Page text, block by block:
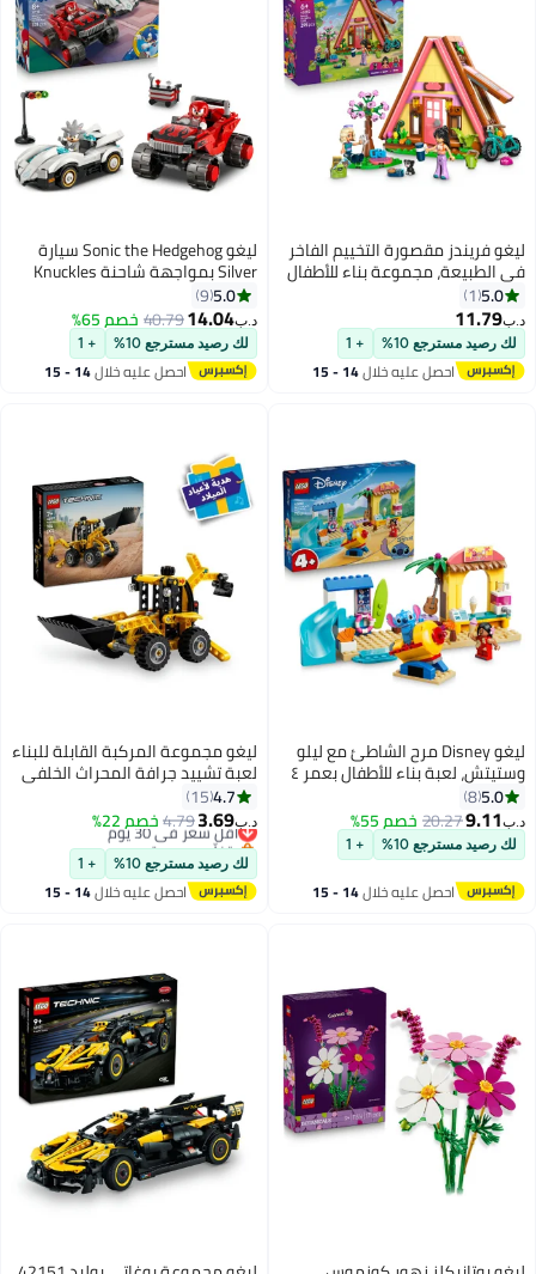
ليغو ‏فريندز مقصورة التخييم الفاخر
في الطبيعة، مجموعة بناء للأطفال
42682
5.0
1
د.ب‏11.79
لك رصيد مسترجع 10% + 1
احصل عليه خلال 14 - 15
ليغو ‏Sonic the Hedgehog‎‏ سيارة
Silver بمواجهة شاحنة Knuckles
سنوات وأكثر (٣٧٨ قطعة) 77118
5.0
9
د.ب‏14.04
40.79خصم 65%
لك رصيد مسترجع 10% + 1
احصل عليه خلال 14 - 15
ليغو ‏Disney مرح الشاطئ مع ليلو
وستيتش، لعبة بناء للأطفال بعمر ٤
سنوات وأكثر (١١٣ قطعة) 43280
5.0
8
د.ب‏9.11
20.27خصم 55%
لك رصيد مسترجع 10% + 1
احصل عليه خلال 14 - 15
ليغو مجموعة المركبة القابلة للبناء
لعبة تشييد جرافة المحراث الخلفي
من LEGO® Technic للأطفال 421974.7
15
د.ب‏3.69
4.79خصم 22%أقل سعر في 30 يوم
بتخلّص بسرعة
أقل سعر في 30 يوم
لك رصيد مسترجع 10% + 1
احصل عليه خلال 14 - 15